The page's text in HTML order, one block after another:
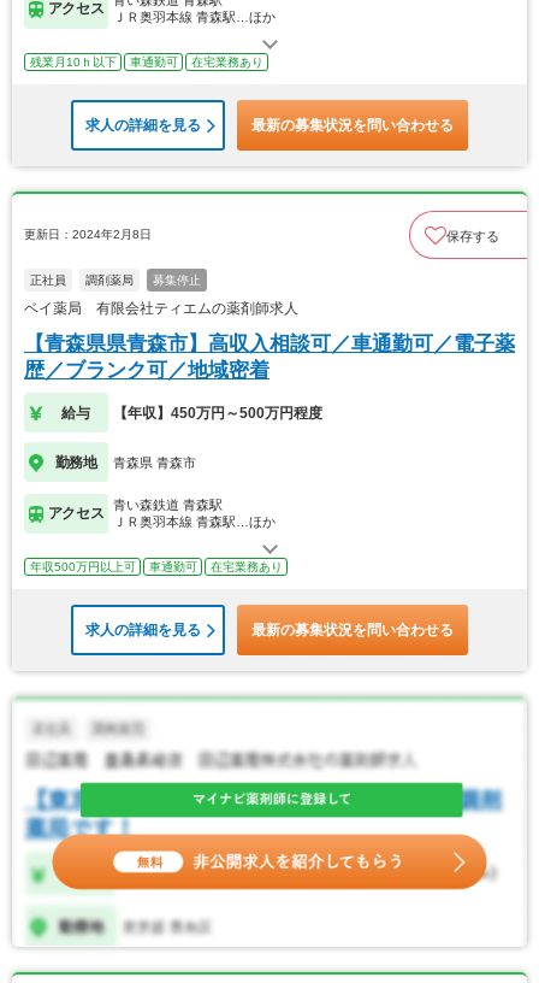
アクセス
ＪＲ奥羽本線 青森駅…ほか
残業月10ｈ以下 車通勤可 在宅業務あり
求人の詳細を見る 最新の募集状況を問い合わせる
更新日：2024年2月8日 保存する
正社員 調剤薬局 募集停止
ベイ薬局 有限会社ティエムの薬剤師求人
【青森県県青森市】高収入相談可／車通勤可／電子薬
歴／ブランク可／地域密着
給与 【年収】450万円～500万円程度
勤務地 青森県 青森市
アクセス
青い森鉄道 青森駅
ＪＲ奥羽本線 青森駅…ほか
年収500万円以上可 車通勤可 在宅業務あり
求人の詳細を見る 最新の募集状況を問い合わせる